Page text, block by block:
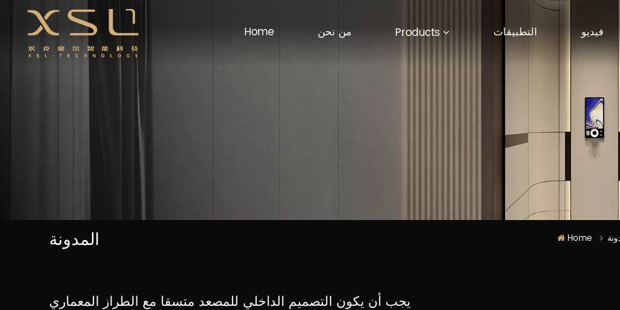
Home من نحن Products التطبيقات فيديو
المدونة Home
يجب أن يكون التصميم الداخلي للمصعد متسقا مع الطراز المعماري